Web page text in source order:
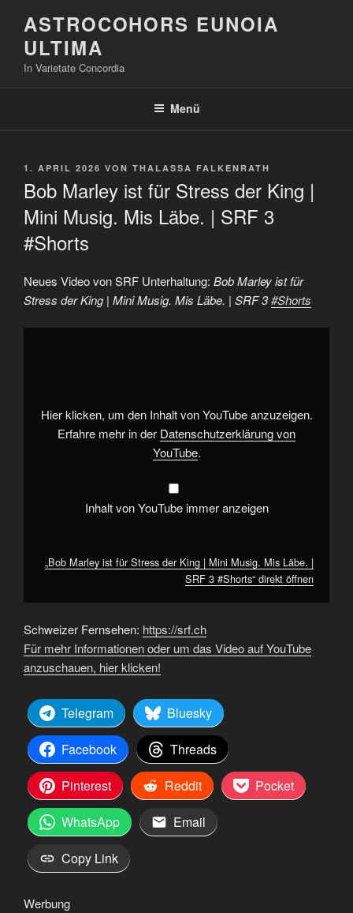
Inhalt
springen
ASTROCOHORS EUNOIA
ULTIMA
In Varietate Concordia
Menü
VERÖFFENTLICHT
1. APRIL 2026 VON THALASSA FALKENRATH
Bob Marley ist für Stress der King |
Mini Musig. Mis Läbe. | SRF 3
#Shorts
Neues Video von SRF Unterhaltung: Bob Marley ist für
Stress der King | Mini Musig. Mis Läbe. | SRF 3#Shorts
„Bob
Mini
Musig.
Hier klicken, um den Inhalt von YouTube anzuzeigen.
Erfahre mehr in der Datenschutzerklärung von
YouTube.
Inhalt von YouTube immer anzeigen
„Bob Marley ist für Stress der King | Mini Musig. Mis Läbe. |
SRF 3 #Shorts“ direkt öffnen
Schweizer Fernsehen: https://srf.ch
Für mehr Informationen oder um das Video auf YouTube
anzuschauen, hier klicken!
Telegram
Bluesky
Facebook
Threads
Pinterest
Reddit
Pocket
WhatsApp
Email
Copy Link
Werbung